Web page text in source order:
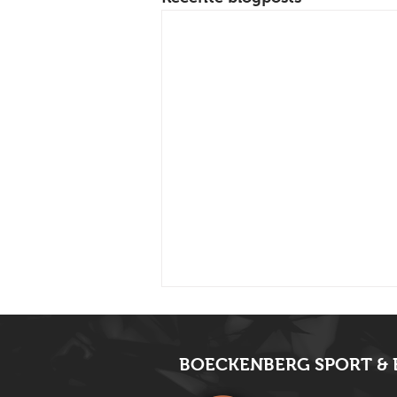
BOECKENBERG SPORT &